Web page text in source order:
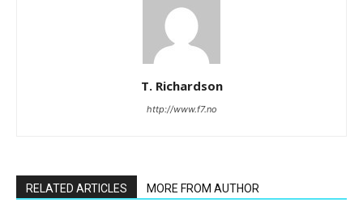
T. Richardson
http://www.f7.no
RELATED ARTICLES MORE FROM AUTHOR